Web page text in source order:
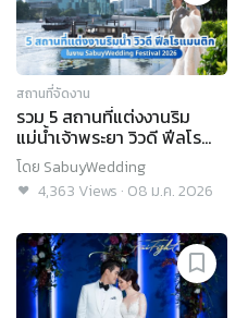
สถานที่จัดงาน
รวม 5 สถานที่แต่งงานริม
แม่น้ำเจ้าพระยา วิวดี ฟีลโร
แมนติก ในงาน
SabuyWedding Festival
2026
โดย SabuyWedding
4,363 Views · 08 ม.ค. 2026